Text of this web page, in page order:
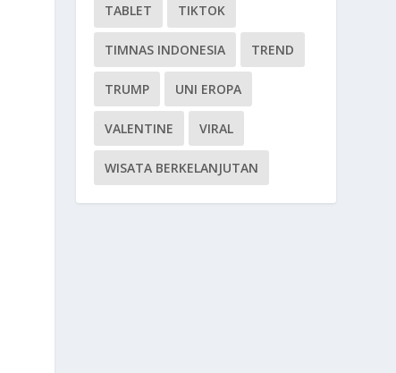
TABLET TIKTOK
TIMNAS INDONESIA TREND
TRUMP UNI EROPA
VALENTINE VIRAL
WISATA BERKELANJUTAN